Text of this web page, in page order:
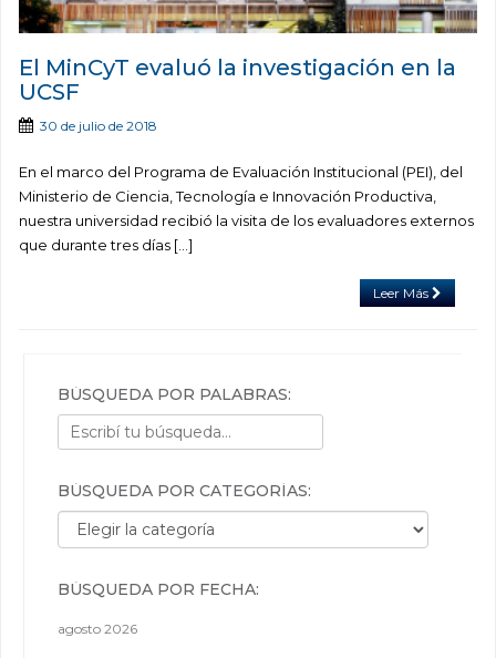
El MinCyT evaluó la investigación en la
UCSF
30 de julio de 2018
En el marco del Programa de Evaluación Institucional (PEI), del
Ministerio de Ciencia, Tecnología e Innovación Productiva,
nuestra universidad recibió la visita de los evaluadores externos
que durante tres días […]
Leer Más
BÚSQUEDA POR PALABRAS:
BÚSQUEDA POR CATEGORÍAS:
Búsqueda por categorías:
BÚSQUEDA POR FECHA:
agosto 2026